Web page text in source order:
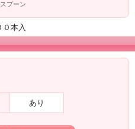
プーン
本入
あり